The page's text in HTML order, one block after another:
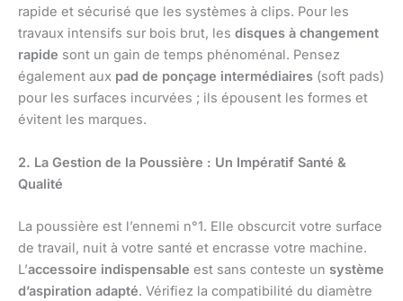
rapide et sécurisé que les systèmes à clips. Pour les
travaux intensifs sur bois brut, les disques à changement
rapide sont un gain de temps phénoménal. Pensez
également aux pad de ponçage intermédiaires (soft pads)
pour les surfaces incurvées ; ils épousent les formes et
évitent les marques.
2. La Gestion de la Poussière : Un Impératif Santé &
Qualité
La poussière est l’ennemi n°1. Elle obscurcit votre surface
de travail, nuit à votre santé et encrasse votre machine.
L’accessoire indispensable est sans conteste un système
d’aspiration adapté. Vérifiez la compatibilité du diamètre